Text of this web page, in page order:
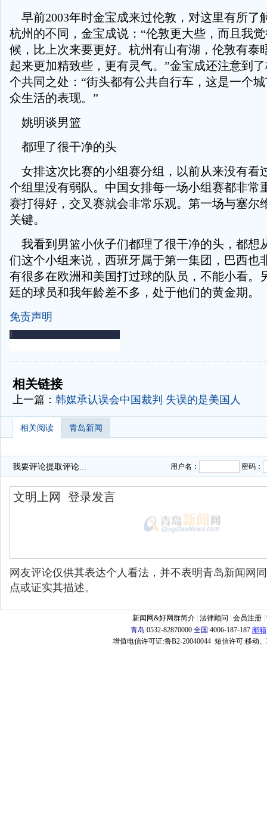
早前2003年时金宝成来过伦敦，对这里有所了
杭州的不同，金宝成说：“伦敦更大些，而且我
候，比上次来要更好。杭州有山有湖，伦敦有泰
起来更加精致些，更有灵气。”金宝成还注意到
个共同之处：“街头都有公共自行车，这是一个
众生活的表现。”
姚明谈男篮
都理了很干净的头
女排这次比赛的小组赛分组，以前从来没有看
个组里没有弱队。中国女排每一场小组赛都非常
赛打得好，交叉赛就会非常乐观。第一场与塞尔
关键。
我看到男篮小伙子们都理了很干净的头，都想
们这个小组来说，西班牙属于第一集团，巴西也
有很多在欧洲和美国打过球的队员，不能小看。
廷的球员和我年龄差不多，处于他们的黄金期。
免责声明
-
相关链接
上一篇： 韩媒承认误会中国裁判 失误的是美国人
相关阅读 青岛新闻
我要评论提取评论... 用户名： 密码：
网友评论仅供其表达个人看法，并不表明青岛新闻网
点或证实其描述。